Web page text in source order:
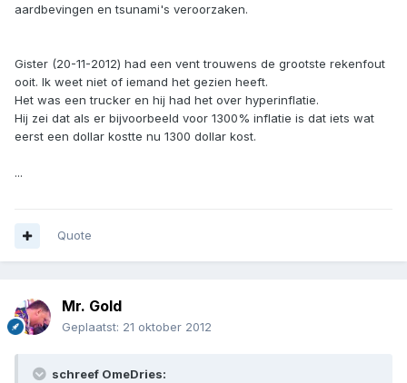
aardbevingen en tsunami's veroorzaken.
Gister (20-11-2012) had een vent trouwens de grootste rekenfout
ooit. Ik weet niet of iemand het gezien heeft.
Het was een trucker en hij had het over hyperinflatie.
Hij zei dat als er bijvoorbeeld voor 1300% inflatie is dat iets wat
eerst een dollar kostte nu 1300 dollar kost.
...
Quote
Mr. Gold
Geplaatst: 21 oktober 2012
schreef OmeDries: